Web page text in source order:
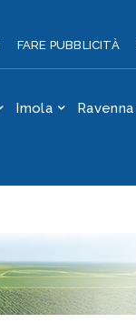
FARE PUBBLICITÀ
Imola Ravenna